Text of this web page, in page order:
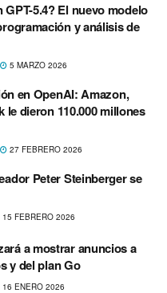
GPT-5.4? El nuevo modelo
y análisis de
5 MARZO 2026
en OpenAI: Amazon,
le dieron 110.000 millones
27 FEBRERO 2026
Peter Steinberger se
15 FEBRERO 2026
a mostrar anuncios a
y del plan Go
16 ENERO 2026